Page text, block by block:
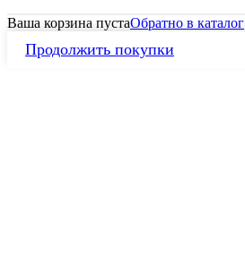
Ваша корзина пустаОбратно в каталог
Продолжить покупки